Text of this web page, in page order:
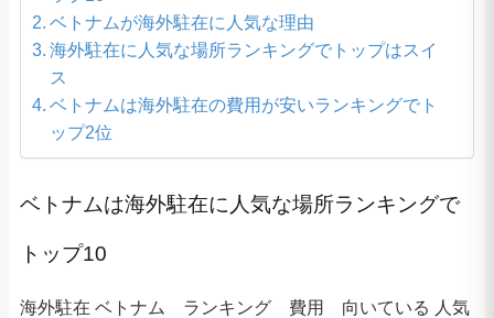
ベトナムが海外駐在に人気な理由
海外駐在に人気な場所ランキングでトップはスイ
ス
ベトナムは海外駐在の費用が安いランキングでト
ップ2位
ベトナムは海外駐在に人気な場所ランキングで
トップ10
海外駐在 ベトナム ランキング 費用 向いている 人気